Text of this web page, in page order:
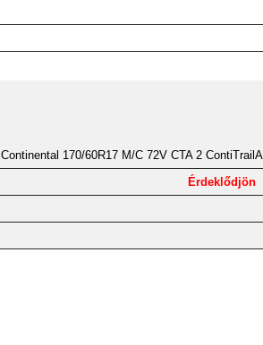
Continental 170/60R17 M/C 72V CTA 2
Érdeklődjön